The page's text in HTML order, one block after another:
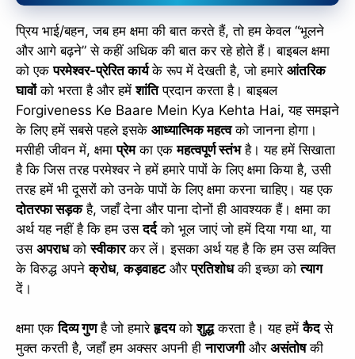
प्रिय भाई/बहन, जब हम क्षमा की बात करते हैं, तो हम केवल “भूलने
और आगे बढ़ने” से कहीं अधिक की बात कर रहे होते हैं। बाइबल क्षमा
को एकपरमेश्वर-प्रेरित कार्यके रूप में देखती है, जो हमारे आंतरिक
घावोंको भरता है और हमेंशांतिप्रदान करता है। बाइबल
Forgiveness Ke Baare Mein Kya Kehta Hai, यह समझने
के लिए हमें सबसे पहले इसके आध्यात्मिक महत्वको जानना होगा।
मसीही जीवन में, क्षमाप्रेमका एकमहत्वपूर्ण स्तंभहै। यह हमें सिखाता
है कि जिस तरह परमेश्वर ने हमें हमारे पापों के लिए क्षमा किया है, उसी
तरह हमें भी दूसरों को उनके पापों के लिए क्षमा करना चाहिए। यह एक
दोतरफा सड़कहै, जहाँ देना और पाना दोनों ही आवश्यक हैं। क्षमा का
अर्थ यह नहीं है कि हम उसदर्दको भूल जाएं जो हमें दिया गया था, या
उस अपराधकोस्वीकारकर लें। इसका अर्थ यह है कि हम उस व्यक्ति
के विरुद्ध अपनेक्रोध,कड़वाहटऔरप्रतिशोधकी इच्छा कोत्याग
दें।
क्षमा एकदिव्य गुणहै जो हमारेहृदयकोशुद्धकरता है। यह हमेंकैदसे
मुक्त करती है, जहाँ हम अक्सर अपनी हीनाराजगीऔर असंतोषकी